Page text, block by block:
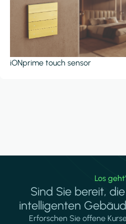
iONprime touch sensor
Los
Sind Sie bereit,
intelligenten
Erforschen Sie offene